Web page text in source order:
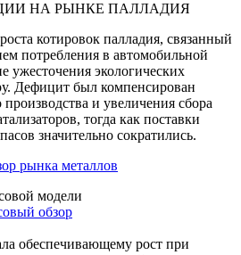
НА РЫНКЕ ПАЛЛАДИЯ
котировок палладия, связанный
потребления в автомобильной
экологических
Дефицит был компенсирован
производства и увеличения сбора
тогда как поставки
значительно сократились.
рынка металлов
модели
обзор
обеспечивающему рост при